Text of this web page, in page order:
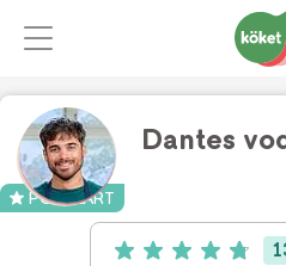
Dantes
POPULÄRT
Betyg: 4.8 av 5 (13